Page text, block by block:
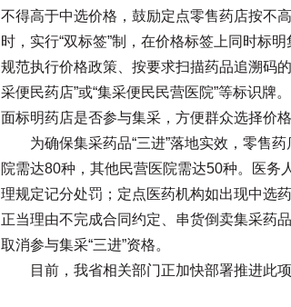
不得高于中选价格，鼓励定点零售药店按不
时，实行“双标签”制，在价格标签上同时标
规范执行价格政策、按要求扫描药品追溯码
采便民药店”或“集采便民民营医院”等标识
面标明药店是否参与集采，方便群众选择价
为确保集采药品“三进”落地实效，零售药
院需达80种，其他民营医院需达50种。医务
理规定记分处罚；定点医药机构如出现中选
正当理由不完成合同约定、串货倒卖集采药
取消参与集采“三进”资格。
目前，我省相关部门正加快部署推进此项